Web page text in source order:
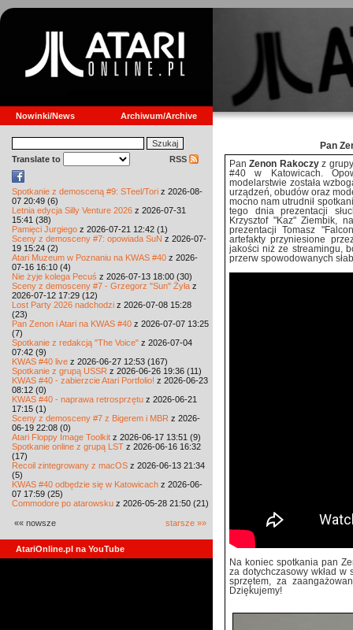
Nowinki/News Archiwum/Archive
Translate to RSS
Spotkanie z demosceną #9: STeel/Tori z 2026-08-
07 20:49 (6)
Letnia edycja Silly Venture 2026 z 2026-07-31
15:41 (38)
Pamięci Jurgiego z 2026-07-21 12:42 (1)
Sceny z demosceny #7: opowiada SuN z 2026-07-
19 15:24 (2)
Atari Muzeum w Poznaniu na KWAS #40 z 2026-
07-16 16:10 (4)
Nie żyje kolega Pecuś z 2026-07-13 18:00 (30)
Sceny z demosceny #7 - Grzegorz "Sun" Żyła z
2026-07-12 17:29 (12)
Lost Party 2026 nadchodzi z 2026-07-08 15:28
(23)
Pan Zenon i Atari na KWAS #40 z 2026-07-07 13:25
(7)
Spotkanie z redakcją "The Voice" z 2026-07-04
07:42 (9)
KWAS #40 live z 2026-06-27 12:53 (167)
Spotkanie z grupą USSR z 2026-06-26 19:36 (11)
KWAS #40 - zabierzcie Atari Portfolio! z 2026-06-23
08:12 (0)
KWAS #40 - naprawa retrosprzętu z 2026-06-21
17:15 (1)
Sceny z demosceny #7 z Bigerem i MBR z 2026-
06-19 22:08 (0)
Atari Floppy Image Toolkit z 2026-06-17 13:51 (9)
Spotkanie online z grupą LST z 2026-06-16 16:32
(17)
Recoil zintegrowany z macOS z 2026-06-13 21:34
(5)
KWAS #40 odbędzie się w Katowicach z 2026-06-
07 17:59 (25)
Commodore po atarowsku z 2026-05-28 21:50 (21)
«« nowsze starsze »»
AtariOnline.pl na YouTube
Pan
PanZenon Rakoczyz grupy
#40 w Katowicach.
modelarstwie została
urządzeń, obudów oraz
mocno nam utrudnił
tego dnia prezentacji
Krzysztof "Kaz" Ziembik,
prezentacji Tomasz
artefakty przyniesione
jakości niż ze streamingu,
przerw spowodowanych
Na koniec spotkania pan
za dotychczasowy wkład w
sprzętem, za
Dziękujemy!